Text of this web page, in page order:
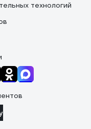
технологий